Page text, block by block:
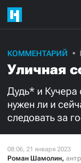
КОММЕНТАРИЙ
Уличная
Дудь* и
нужен ли и
следовать за
Роман Шамолин,
3000